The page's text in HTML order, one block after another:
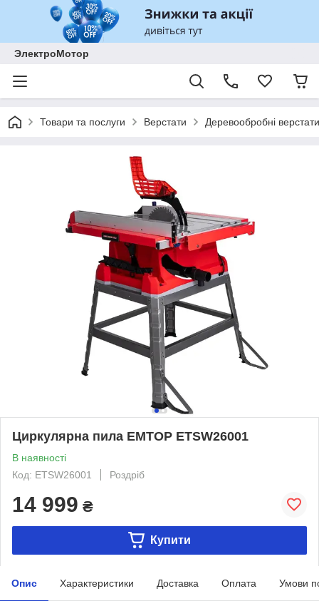
ЭлектроМотор
Товари та послуги Верстати Деревообробні верстати
Циркулярна пила EMTOP ETSW26001
В наявності
Код: ETSW26001
Роздріб
14 999 ₴
Купити
Опис Характеристики Доставка Оплата Умови